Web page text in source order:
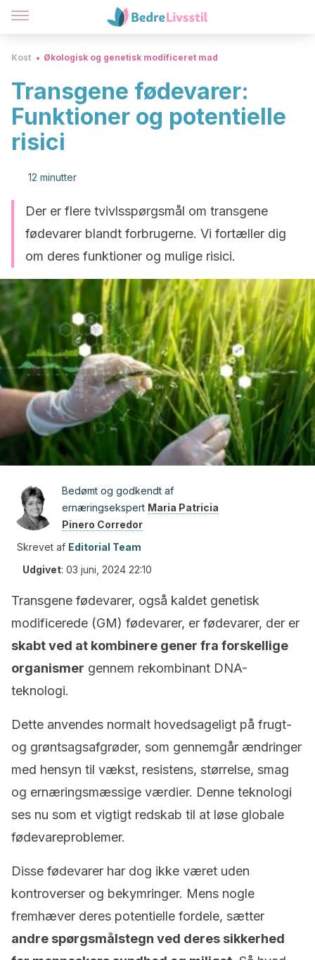
Kost Økologisk og genetisk modificeret mad
Transgene fødevarer:
Funktioner og potentielle
risici
12 minutter
Der er flere tvivlsspørgsmål om transgene
fødevarer blandt forbrugerne. Vi fortæller dig
om deres funktioner og mulige risici.
Bedømt og godkendt af
ernæringsekspert Maria Patricia
Pinero Corredor
Skrevet af Editorial Team
Udgivet: 03 juni, 2024 22:10
Transgene fødevarer, også kaldet genetisk
modificerede (GM) fødevarer, er fødevarer, der er
skabt ved at kombinere gener fra forskellige
organismer gennem rekombinant DNA-
teknologi.
Dette anvendes normalt hovedsageligt på frugt-
og grøntsagsafgrøder, som gennemgår ændringer
med hensyn til vækst, resistens, størrelse, smag
og ernæringsmæssige værdier. Denne teknologi
ses nu som et vigtigt redskab til at løse globale
fødevareproblemer.
Disse fødevarer har dog ikke været uden
kontroverser og bekymringer. Mens nogle
fremhæver deres potentielle fordele, sætter
andre spørgsmålstegn ved deres sikkerhed